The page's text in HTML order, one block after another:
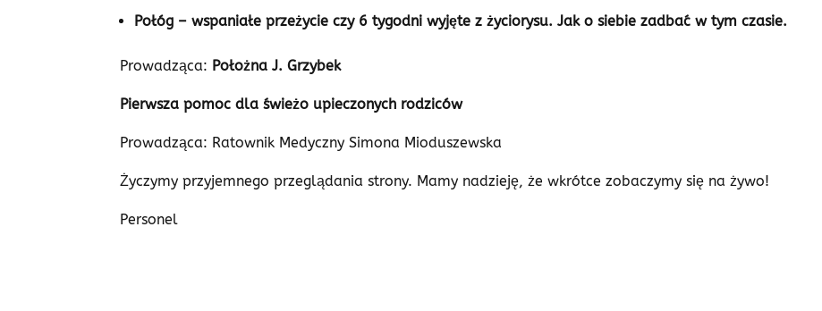
Połóg – wspaniałe przeżycie czy 6 tygodni wyjęte z życiorysu. Jak o siebie zadbać w tym czasie.
Prowadząca: Położna J. Grzybek
Pierwsza pomoc dla świeżo upieczonych rodziców
Prowadząca: Ratownik Medyczny Simona Mioduszewska
Życzymy przyjemnego przeglądania strony. Mamy nadzieję, że wkrótce zobaczymy się na żywo!
Personel